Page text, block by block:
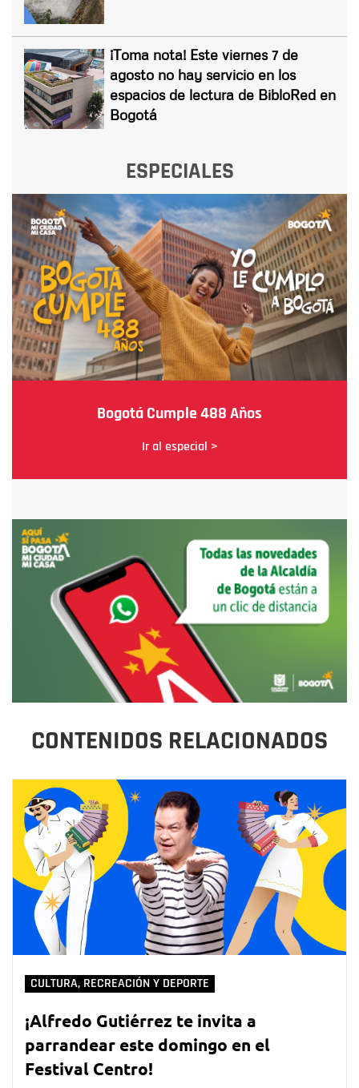
¡Toma nota! Este viernes 7 de
agosto no hay servicio en los
espacios de lectura de BibloRed en
Bogotá
ESPECIALES
Bogotá Cumple 488 Años
Ir al especial >
CONTENIDOS RELACIONADOS
CULTURA, RECREACIÓN Y DEPORTE
¡Alfredo Gutiérrez te invita a
parrandear este domingo en el
Festival Centro!